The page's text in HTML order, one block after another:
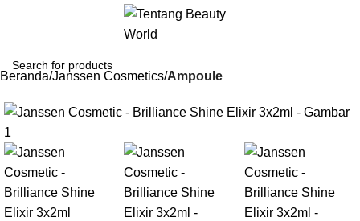
Beranda Janssen Cosmetics Ampoule